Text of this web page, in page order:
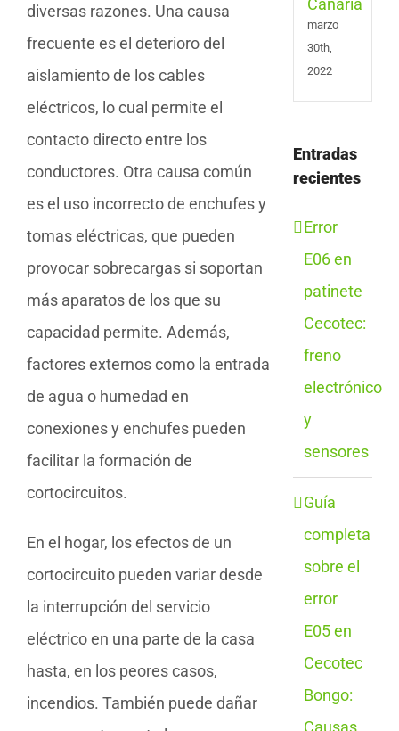
diversas razones. Una causa
frecuente es el deterioro del
aislamiento de los cables
eléctricos, lo cual permite el
contacto directo entre los
conductores. Otra causa común
es el uso incorrecto de enchufes y
tomas eléctricas, que pueden
provocar sobrecargas si soportan
más aparatos de los que su
capacidad permite. Además,
factores externos como la entrada
de agua o humedad en
conexiones y enchufes pueden
facilitar la formación de
cortocircuitos.
En el hogar, los efectos de un
cortocircuito pueden variar desde
la interrupción del servicio
eléctrico en una parte de la casa
hasta, en los peores casos,
incendios. También puede dañar
marzo
30th,
2022
Entradas
recientes
Error
E06 en
patinete
Cecotec:
freno
electrónico
y
sensores
Guía
completa
sobre el
error
E05 en
Cecotec
Bongo:
Causas